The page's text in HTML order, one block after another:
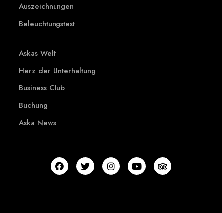
Auszeichnungen
Beleuchtungstest
Askas Welt
Herz der Unterhaltung
Business Club
Buchung
Aska News